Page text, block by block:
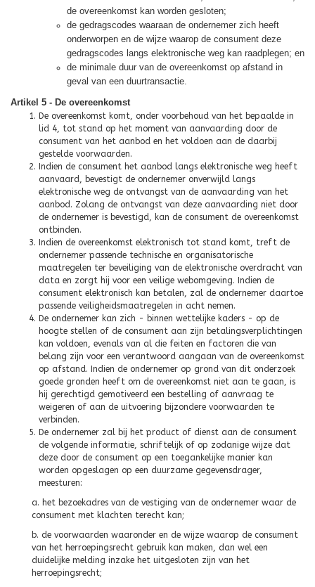
de overeenkomst kan worden gesloten;
de gedragscodes waaraan de ondernemer zich heeft
onderworpen en de wijze waarop de consument deze
gedragscodes langs elektronische weg kan raadplegen; en
de minimale duur van de overeenkomst op afstand in
geval van een duurtransactie.
Artikel 5 - De overeenkomst
De overeenkomst komt, onder voorbehoud van het bepaalde in
lid 4, tot stand op het moment van aanvaarding door de
consument van het aanbod en het voldoen aan de daarbij
gestelde voorwaarden.
Indien de consument het aanbod langs elektronische weg heeft
aanvaard, bevestigt de ondernemer onverwijld langs
elektronische weg de ontvangst van de aanvaarding van het
aanbod. Zolang de ontvangst van deze aanvaarding niet door
de ondernemer is bevestigd, kan de consument de overeenkomst
ontbinden.
Indien de overeenkomst elektronisch tot stand komt, treft de
ondernemer passende technische en organisatorische
maatregelen ter beveiliging van de elektronische overdracht van
data en zorgt hij voor een veilige webomgeving. Indien de
consument elektronisch kan betalen, zal de ondernemer daartoe
passende veiligheidsmaatregelen in acht nemen.
De ondernemer kan zich - binnen wettelijke kaders - op de
hoogte stellen of de consument aan zijn betalingsverplichtingen
kan voldoen, evenals van al die feiten en factoren die van
belang zijn voor een verantwoord aangaan van de overeenkomst
op afstand. Indien de ondernemer op grond van dit onderzoek
goede gronden heeft om de overeenkomst niet aan te gaan, is
hij gerechtigd gemotiveerd een bestelling of aanvraag te
weigeren of aan de uitvoering bijzondere voorwaarden te
verbinden.
De ondernemer zal bij het product of dienst aan de consument
de volgende informatie, schriftelijk of op zodanige wijze dat
deze door de consument op een toegankelijke manier kan
worden opgeslagen op een duurzame gegevensdrager,
meesturen:
a. het bezoekadres van de vestiging van de ondernemer waar de
consument met klachten terecht kan;
b. de voorwaarden waaronder en de wijze waarop de consument
van het herroepingsrecht gebruik kan maken, dan wel een
duidelijke melding inzake het uitgesloten zijn van het
herroepingsrecht;